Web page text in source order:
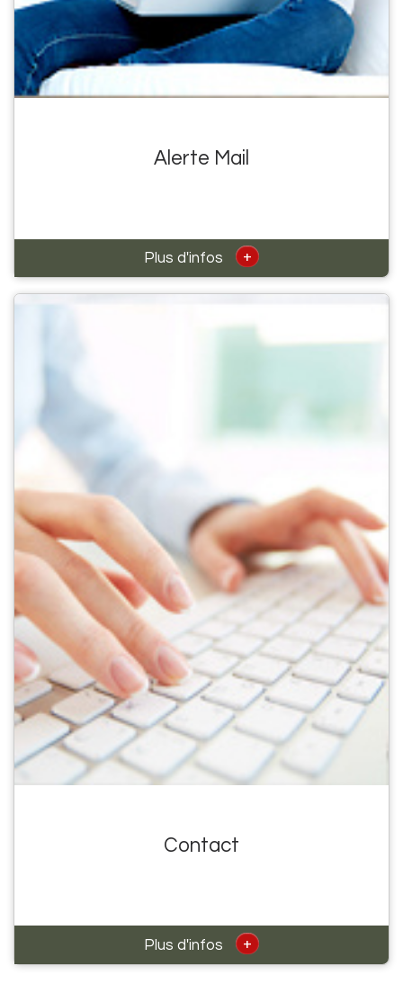
Alerte Mail
Plus d'infos +
Contact
Plus d'infos +